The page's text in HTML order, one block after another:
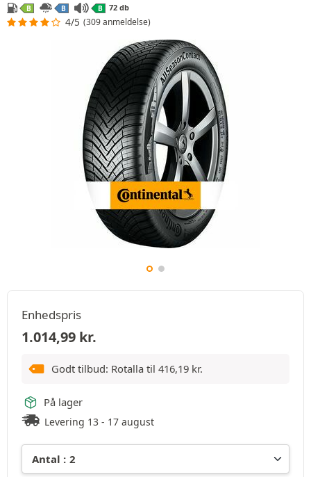
B B B 72 db
4/5 (309 anmeldelse)
Enhedspris
1.014,99 kr.
Godt tilbud: Rotalla til 416,19 kr.
På lager
Levering 13 - 17 august